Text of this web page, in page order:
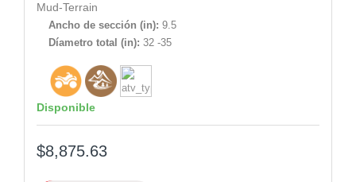
Mud-Terrain
Ancho de sección (in): 9.5
Díametro total (in): 32 -35
Disponible
$8,875.63